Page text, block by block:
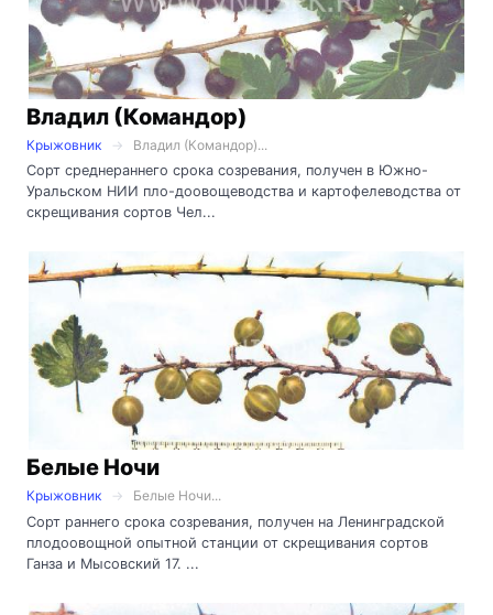
Владил (Командор)
Крыжовник
Владил (Командор)...
Сорт среднераннего срока созревания, получен в Южно-
Уральском НИИ пло-доовощеводства и картофелеводства от
скрещивания сортов Чел...
Белые Ночи
Крыжовник
Белые Ночи...
Сорт раннего срока созревания, получен на Ленинградской
плодоовощной опытной станции от скрещивания сортов
Ганза и Мысовский 17. ...